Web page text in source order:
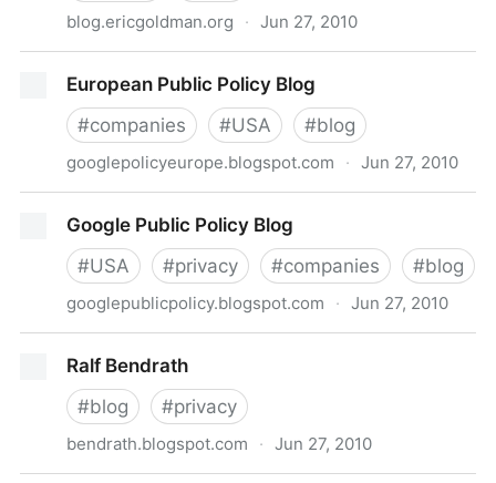
blog.ericgoldman.org · Jun 27, 2010
European Public Policy Blog
#companies #USA #blog
googlepolicyeurope.blogspot.com · Jun 27, 2010
Google Public Policy Blog
#USA #privacy #companies #blog
googlepublicpolicy.blogspot.com · Jun 27, 2010
Ralf Bendrath
#blog #privacy
bendrath.blogspot.com · Jun 27, 2010